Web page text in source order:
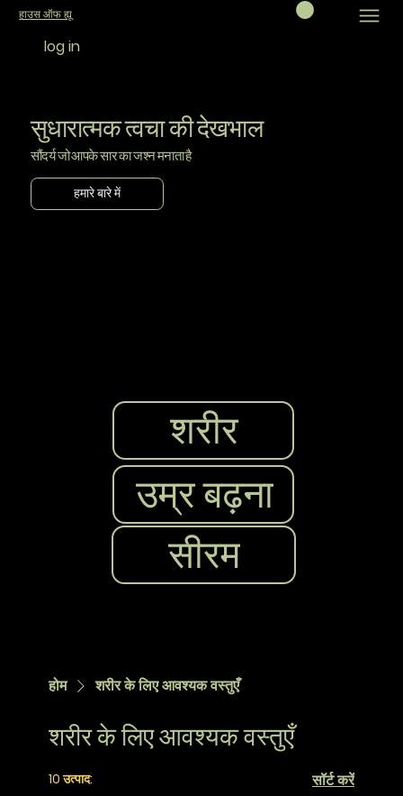
हाउस ऑफ ह्यू
log in
सुधारात्मक त्वचा की देखभाल
सौंदर्य जो आपके सार का जश्न मनाता है
हमारे बारे में
शरीर
उम्र बढ़ना
सीरम
होम शरीर के लिए आवश्यक वस्तुएँ
शरीर के लिए आवश्यक वस्तुएँ
10 उत्पाद: सॉर्ट करें